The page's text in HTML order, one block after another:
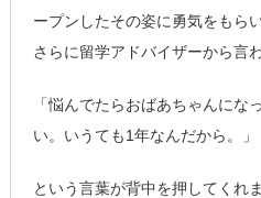
ープンしたその姿に勇気をもら
さらに留学アドバイザーから言わ
「悩んでたらおばあちゃんにな
い。いうても1年なんだから。」
という言葉が背中を押してくれま